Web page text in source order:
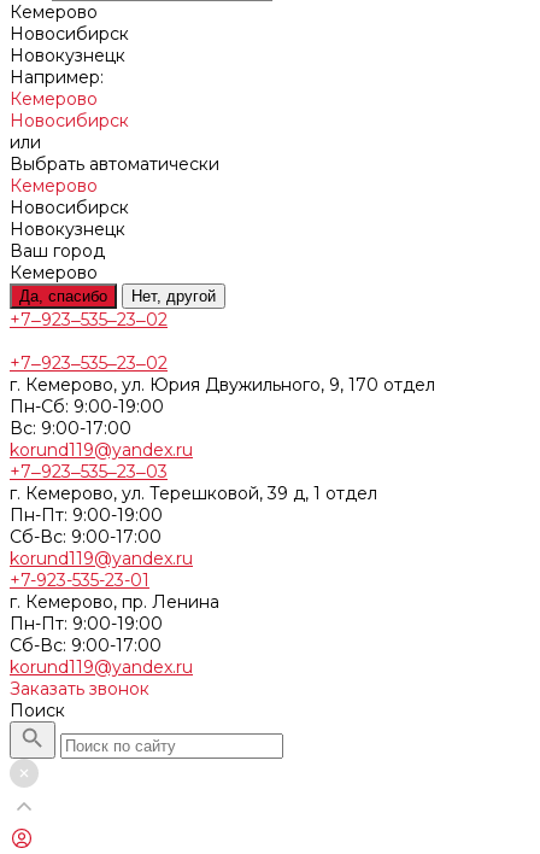
Кемерово
Новосибирск
Новокузнецк
Например:
Кемерово
Новосибирск
или
Выбрать автоматически
Кемерово
Новосибирск
Новокузнецк
Ваш город
Кемерово
Да, спасибо Нет, другой
+7‒923‒535‒23‒02
+7‒923‒535‒23‒02
г. Кемерово, ул. Юрия Двужильного, 9, 170 отдел
Пн-Сб: 9:00-19:00
Вс: 9:00-17:00
korund119@yandex.ru
+7‒923‒535‒23‒03
г. Кемерово, ул. Терешковой, 39 д, 1 отдел
Пн-Пт: 9:00-19:00
Cб-Вс: 9:00-17:00
korund119@yandex.ru
+7-923-535-23-01
г. Кемерово, пр. Ленина
Пн-Пт: 9:00-19:00
Cб-Вс: 9:00-17:00
korund119@yandex.ru
Заказать звонок
Поиск